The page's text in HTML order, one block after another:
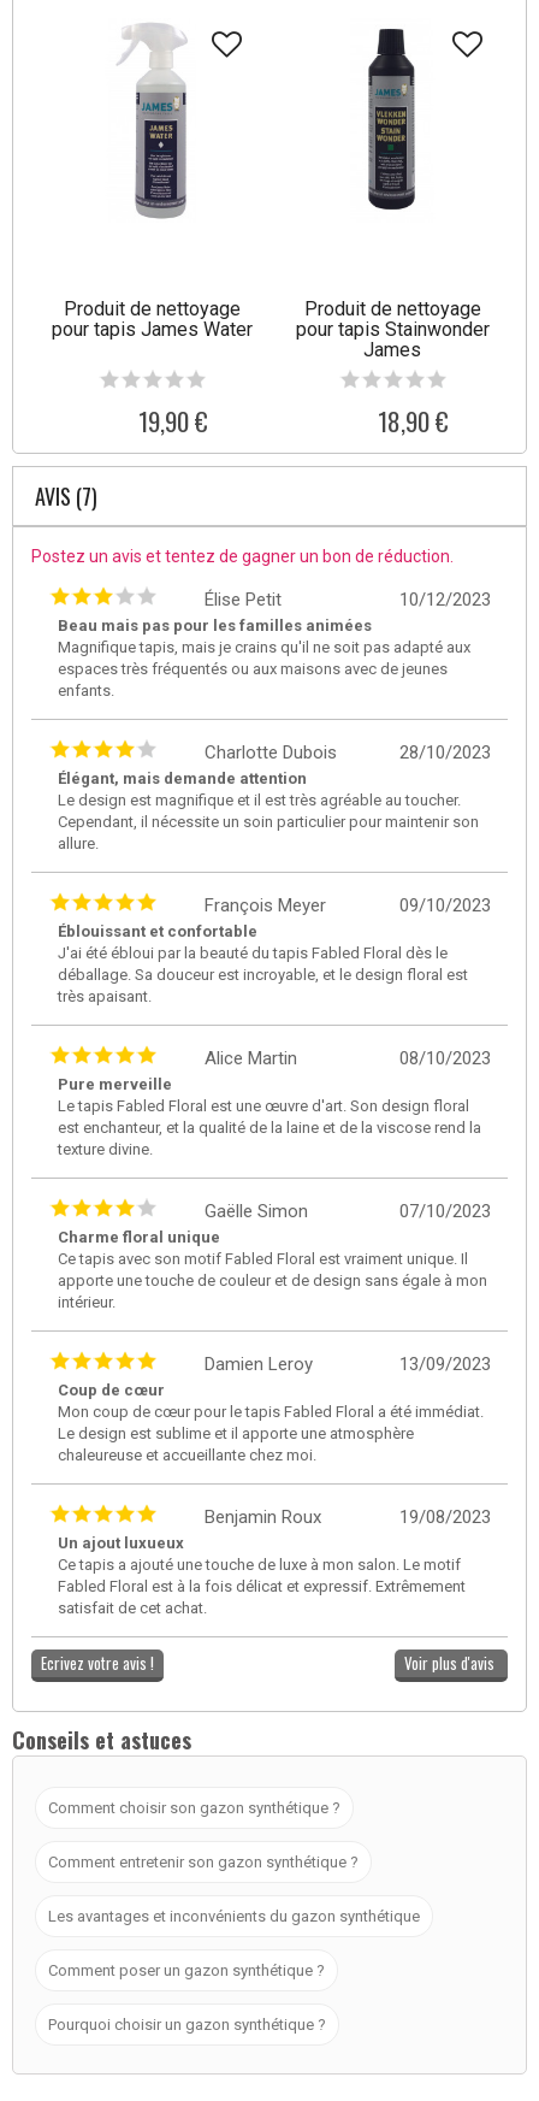
Produit de nettoyage
pour tapis James Water
19,90 €
Produit de nettoyage
pour tapis Stainwonder
James
18,90 €
AVIS (7)
Postez un avis et tentez de gagner un bon de réduction.
10/12/2023
Élise Petit
Beau mais pas pour les familles animées
Magnifique tapis, mais je crains qu'il ne soit pas adapté aux
espaces très fréquentés ou aux maisons avec de jeunes
enfants.
28/10/2023
Charlotte Dubois
Élégant, mais demande attention
Le design est magnifique et il est très agréable au toucher.
Cependant, il nécessite un soin particulier pour maintenir son
allure.
09/10/2023
François Meyer
Éblouissant et confortable
J'ai été ébloui par la beauté du tapis Fabled Floral dès le
déballage. Sa douceur est incroyable, et le design floral est
très apaisant.
08/10/2023
Alice Martin
Pure merveille
Le tapis Fabled Floral est une œuvre d'art. Son design floral
est enchanteur, et la qualité de la laine et de la viscose rend la
texture divine.
07/10/2023
Gaëlle Simon
Charme floral unique
Ce tapis avec son motif Fabled Floral est vraiment unique. Il
apporte une touche de couleur et de design sans égale à mon
intérieur.
13/09/2023
Damien Leroy
Coup de cœur
Mon coup de cœur pour le tapis Fabled Floral a été immédiat.
Le design est sublime et il apporte une atmosphère
chaleureuse et accueillante chez moi.
19/08/2023
Benjamin Roux
Un ajout luxueux
Ce tapis a ajouté une touche de luxe à mon salon. Le motif
Fabled Floral est à la fois délicat et expressif. Extrêmement
satisfait de cet achat.
Ecrivez votre avis ! Voir plus d'avis
Conseils et astuces
Comment choisir son gazon synthétique ?
Comment entretenir son gazon synthétique ?
Les avantages et inconvénients du gazon synthétique
Comment poser un gazon synthétique ?
Pourquoi choisir un gazon synthétique ?